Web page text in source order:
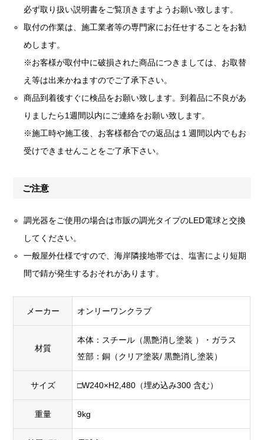
必ず取り扱い説明書をご覧頂きますようお願い致します。
取付の作業は、施工業者等の専門家にお任せすることをお勧
めします。
※お客様が取付中に破損された商品につきましては、お取替
え等は出来かねますのでご了承下さい。
商品到着後すぐに検品をお願い致します。到着品に不良があ
りましたら1週間以内にご連絡をお願い致します。
※施工時や施工後、お客様都合での返品は１週間以内でもお
受けできませんことをご了承下さい。
ご注意
調光器をご使用の場合は市販の調光タイプのLED電球と交換
してください。
一般屋外仕様ですので、海岸隣接地帯では、塩害により短期
間で錆が発生するおそれがあります。
メーカー オンリーワンクラブ
材質
本体：スチール（黒艶消し塗装 ）・ガラス
笠部：銅（クリア塗装/ 黒艶消し塗装）
サイズ □W240×H2,480（埋め込み300 含む）
重量 9kg